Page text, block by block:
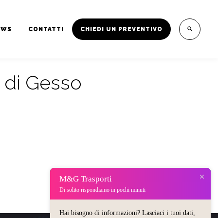
CONTATTI CHIEDI UN PREVENTIVO
Gesso
M&G Trasporti
Di solito rispondiamo in pochi minuti
Hai bisogno di informazioni? Lasciaci i tuoi dati,